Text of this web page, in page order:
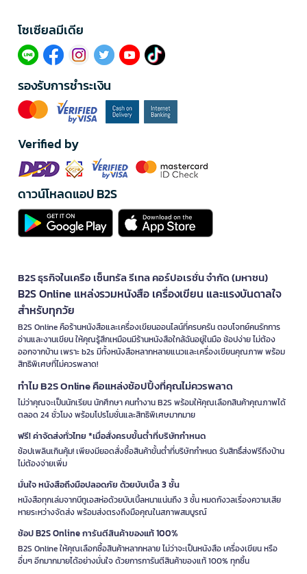
โซเซียลมีเดีย​
รองรับการชำระเงิน
Verified by
ดาวน์โหลดแอป B2S
B2S ธุรกิจในเครือ เซ็นทรัล รีเทล คอร์ปอเรชั่น จำกัด (มหาชน)
B2S Online แหล่งรวมหนังสือ เครื่องเขียน และแรงบันดาลใจ
สำหรับทุกวัย
B2S Online คือร้านหนังสือและเครื่องเขียนออนไลน์ที่ครบครัน ตอบโจทย์คนรักการ
อ่านและงานเขียน ให้คุณรู้สึกเหมือนมีร้านหนังสือใกล้ฉันอยู่ในมือ ช้อปง่าย ไม่ต้อง
ออกจากบ้าน เพราะ b2s มีทั้งหนังสือหลากหลายแนวและเครื่องเขียนคุณภาพ พร้อม
สิทธิพิเศษที่ไม่ควรพลาด!
ทำไม B2S Online คือแหล่งช้อปปิ้งที่คุณไม่ควรพลาด
ไม่ว่าคุณจะเป็นนักเรียน นักศึกษา คนทำงาน B2S พร้อมให้คุณเลือกสินค้าคุณภาพได้
ตลอด 24 ชั่วโมง พร้อมโปรโมชั่นและสิทธิพิเศษมากมาย
ฟรี! ค่าจัดส่งทั่วไทย *เมื่อสั่งครบขั้นต่ำที่บริษัทกำหนด
ช้อปเพลินเกินคุ้ม! เพียงมียอดสั่งซื้อสินค้าขั้นต่ำที่บริษัทกำหนด รับสิทธิ์ส่งฟรีถึงบ้าน
ไม่ต้องจ่ายเพิ่ม
มั่นใจ หนังสือถึงมือปลอดภัย ด้วยบับเบิ้ล 3 ชั้น
หนังสือทุกเล่มจากบีทูเอสห่อด้วยบับเบิ้ลหนาแน่นถึง 3 ชั้น หมดกังวลเรื่องความเสีย
หายระหว่างจัดส่ง พร้อมส่งตรงถึงมือคุณในสภาพสมบูรณ์
ช้อป B2S Online การันตีสินค้าของแท้ 100%
B2S Online ให้คุณเลือกซื้อสินค้าหลากหลาย ไม่ว่าจะเป็นหนังสือ เครื่องเขียน หรือ
อื่นๆ อีกมากมายได้อย่างมั่นใจ ด้วยการการันตีสินค้าของแท้ 100% ทุกชิ้น